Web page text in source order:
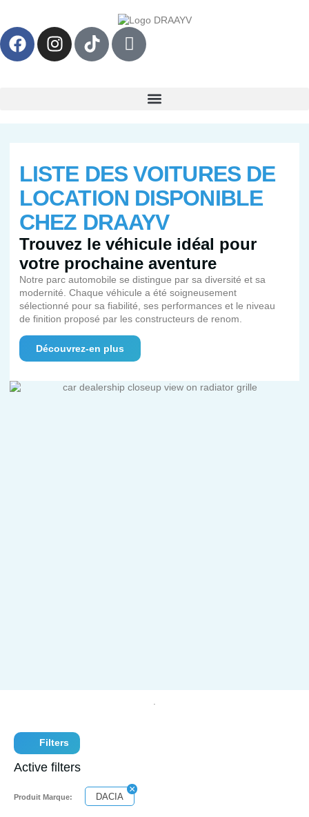
LISTE DES VOITURES DE
LOCATION DISPONIBLE
CHEZ DRAAYV
Trouvez le véhicule idéal pour
votre prochaine aventure
Notre parc automobile se distingue par sa diversité et sa
modernité. Chaque véhicule a été soigneusement
sélectionné pour sa fiabilité, ses performances et le niveau
de finition proposé par les constructeurs de renom.
Découvrez-en plus
Filters
Active filters
Produit Marque: DACIA